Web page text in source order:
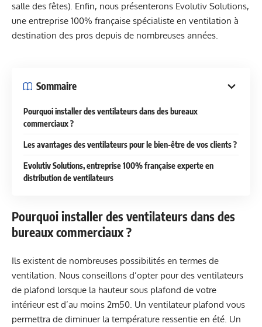
salle des fêtes). Enfin, nous présenterons Evolutiv Solutions,
une entreprise 100% française spécialiste en ventilation à
destination des pros depuis de nombreuses années.
Sommaire
Pourquoi installer des ventilateurs dans des bureaux
commerciaux ?
Les avantages des ventilateurs pour le bien-être de vos clients ?
Evolutiv Solutions, entreprise 100% française experte en
distribution de ventilateurs
Pourquoi installer des ventilateurs dans des
bureaux commerciaux ?
Ils existent de nombreuses possibilités en termes de
ventilation. Nous conseillons d’opter pour des ventilateurs
de plafond lorsque la hauteur sous plafond de votre
intérieur est d’au moins 2m50. Un ventilateur plafond vous
permettra de diminuer la température ressentie en été. Un